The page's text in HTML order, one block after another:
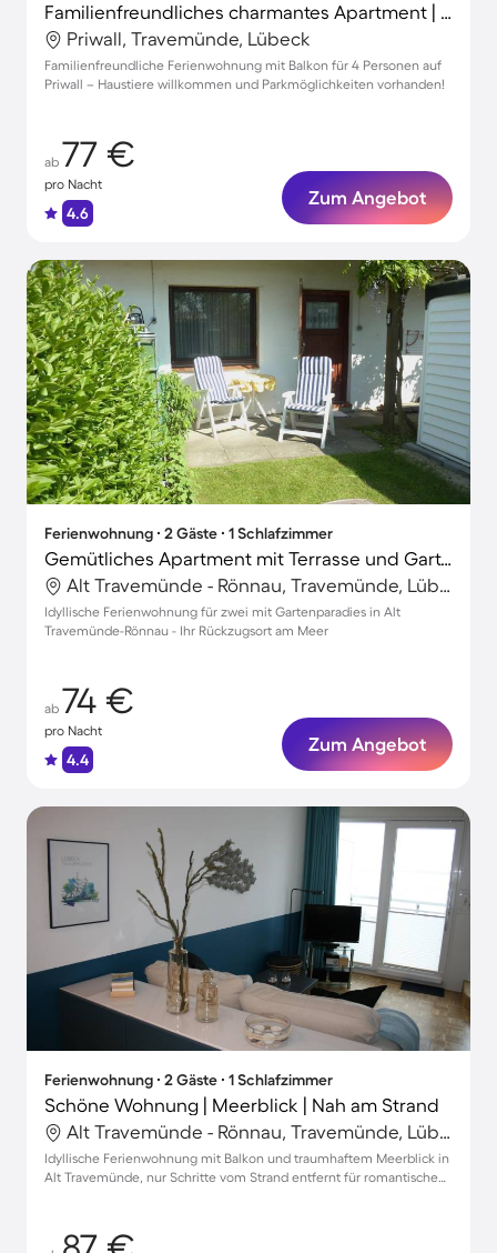
Familienfreundliches charmantes Apartment | Haustiere erlaubt
Priwall, Travemünde, Lübeck
Familienfreundliche Ferienwohnung mit Balkon für 4 Personen auf
Priwall – Haustiere willkommen und Parkmöglichkeiten vorhanden!
ab 77 €
pro Nacht
4.6
Zum Angebot
Ferienwohnung ∙ 2 Gäste ∙ 1 Schlafzimmer
Gemütliches Apartment mit Terrasse und Garten
Alt Travemünde - Rönnau, Travemünde, Lübeck
Idyllische Ferienwohnung für zwei mit Gartenparadies in Alt
Travemünde-Rönnau - Ihr Rückzugsort am Meer
ab 74 €
pro Nacht
4.4
Zum Angebot
Ferienwohnung ∙ 2 Gäste ∙ 1 Schlafzimmer
Schöne Wohnung | Meerblick | Nah am Strand
Alt Travemünde - Rönnau, Travemünde, Lübeck
Idyllische Ferienwohnung mit Balkon und traumhaftem Meerblick in
Alt Travemünde, nur Schritte vom Strand entfernt für romantische